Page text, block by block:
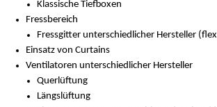
Klassische Tiefboxen
Fressbereich
Fressgitter unterschiedlicher Hersteller
Einsatz von Curtains
Ventilatoren unterschiedlicher Hersteller
Querlüftung
Längslüftung